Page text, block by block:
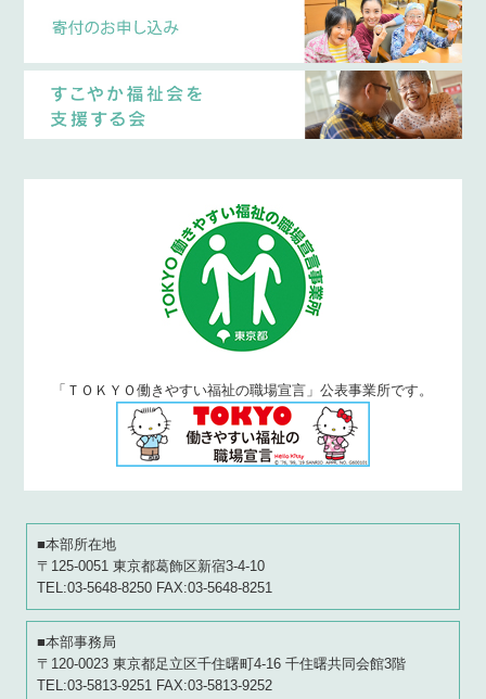
「ＴＯＫＹＯ働きやすい福祉の職場宣言」公表事業所です。
■本部所在地
〒125-0051 東京都葛飾区新宿3-4-10
TEL:03-5648-8250 FAX:03-5648-8251
■本部事務局
〒120-0023 東京都足立区千住曙町4-16 千住曙共同会館3階
TEL:03-5813-9251 FAX:03-5813-9252